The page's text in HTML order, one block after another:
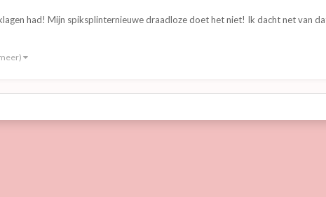
had! Mijn spiksplinternieuwe draadloze doet het niet! Ik dacht net van